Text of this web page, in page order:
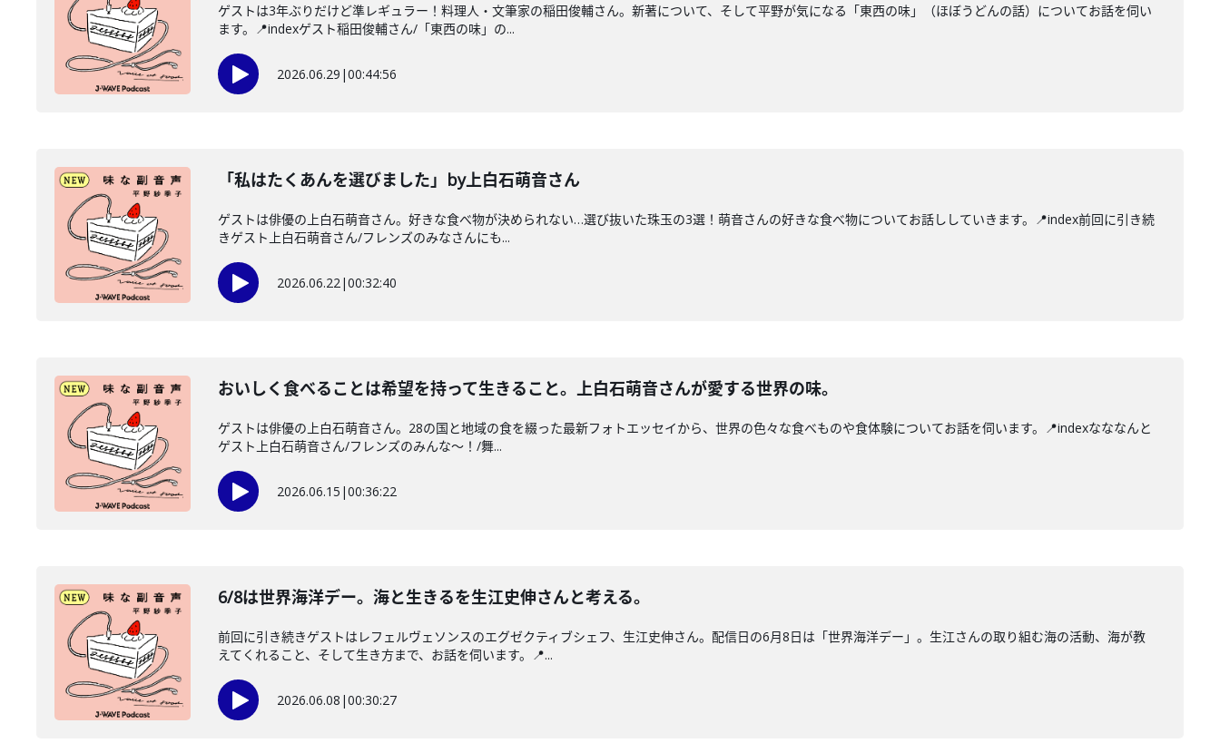
ゲストは3年ぶりだけど準レギュラー！料理人・文筆家の稲田俊輔さん。新著について、そして平野が気になる「東西の味」（ほぼうどんの話）についてお話を伺い
ます。📍indexゲスト稲田俊輔さん/「東西の味」の...
2026.06.29 |00:44:56
「私はたくあんを選びました」by上白石萌音さん
ゲストは俳優の上白石萌音さん。好きな食べ物が決められない…選び抜いた珠玉の3選！萌音さんの好きな食べ物についてお話ししていきます。📍index前回に引き続
きゲスト上白石萌音さん/フレンズのみなさんにも...
2026.06.22|00:32:40
おいしく食べることは希望を持って生きること。上白石萌音さんが愛する世界の味。
ゲストは俳優の上白石萌音さん。28の国と地域の食を綴った最新フォトエッセイから、世界の色々な食べものや食体験についてお話を伺います。📍indexなななんと
ゲスト上白石萌音さん/フレンズのみんな〜！/舞...
2026.06.15 |00:36:22
6/8は世界海洋デー。海と生きるを生江史伸さんと考える。
前回に引き続きゲストはレフェルヴェソンスのエグゼクティブシェフ、生江史伸さん。配信日の6月8日は「世界海洋デー」。生江さんの取り組む海の活動、海が教
えてくれること、そして生き方まで、お話を伺います。📍...
2026.06.08 |00:30:27